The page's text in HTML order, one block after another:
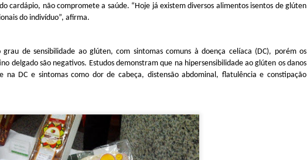
cardápio, não compromete a saúde. “Hoje já existem diversos alimentos isentos de glúten
do indivíduo”, afirma.
grau de sensibilidade ao glúten, com sintomas comuns à doença celíaca (DC), porém os
delgado são negativos. Estudos demonstram que na hipersensibilidade ao glúten os danos
na DC e sintomas como dor de cabeça, distensão abdominal, flatulência e constipação
McGee, Kumiko Ninomiya (Centro de Informações Umami), Hiroya Kawasaki
Takahashi (Restaurante Kinobu), Motokazu Nakamura (Restaurante Isshi